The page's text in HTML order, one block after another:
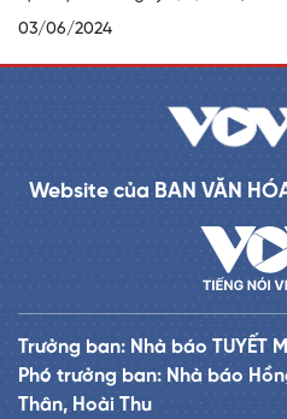
03/06/2024
Website của BAN VĂN
Trưởng ban: Nhà báo TUYẾT
Phó trưởng ban: Nhà báo
Thân, Hoài Thu